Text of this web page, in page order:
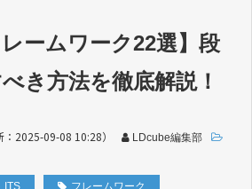
レームワーク22選】段
き方法を徹底解説！
： 2025-09-08 10:28）
LDcube編集部
ITS フレームワーク